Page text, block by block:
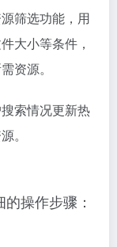
筛选功能，用
大小等条件，
资源。
索情况更新热
。
操作步骤：